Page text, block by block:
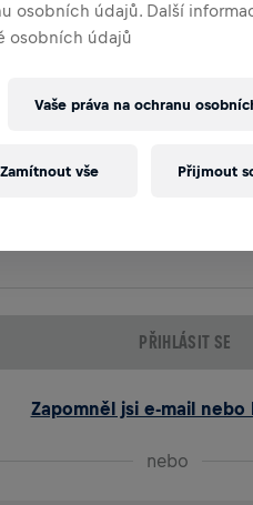
Nemáš účet?Vytvořit
PŘIHLÁSIT SE
Zapomněl jsi e-mail nebo
nebo
osobních údajů. Další
osobních údajů
Vaše práva na ochranu
Zamítnout vše Přijmout